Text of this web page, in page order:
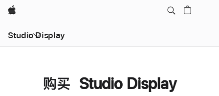
Apple
Studio Display
购买 Studio Display